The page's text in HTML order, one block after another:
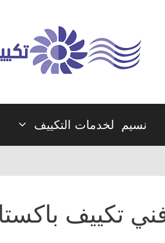
نسيم لخدمات التكييف
تكييف